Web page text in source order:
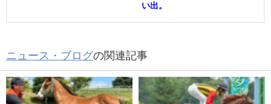
い出。
ニュース・ブログの関連記事